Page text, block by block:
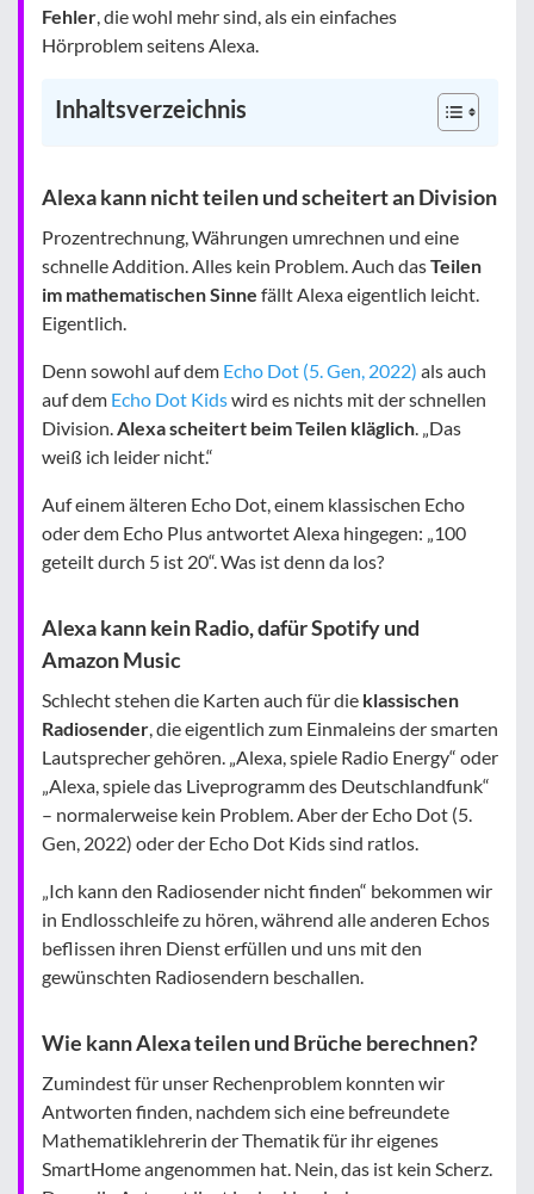
Fehler, die wohl mehr sind, als ein einfaches
Hörproblem seitens Alexa.
Inhaltsverzeichnis
Alexa kann nicht teilen und scheitert an Division
Prozentrechnung, Währungen umrechnen und eine
schnelle Addition. Alles kein Problem. Auch dasTeilen
im mathematischen Sinne fällt Alexa eigentlich leicht.
Eigentlich.
Denn sowohl auf dem Echo Dot (5. Gen, 2022) als auch
auf dem Echo Dot Kidswird es nichts mit der schnellen
Division.Alexa scheitert beim Teilen kläglich. „Das
weiß ich leider nicht.“
Auf einem älteren Echo Dot, einem klassischen Echo
oder dem Echo Plus antwortet Alexa hingegen: „100
geteilt durch 5 ist 20“. Was ist denn da los?
Alexa kann kein Radio, dafür Spotify und
Amazon Music
Schlecht stehen die Karten auch für die klassischen
Radiosender, die eigentlich zum Einmaleins der smarten
Lautsprecher gehören. „Alexa, spiele Radio Energy“ oder
„Alexa, spiele das Liveprogramm des Deutschlandfunk“
– normalerweise kein Problem. Aber der Echo Dot (5.
Gen, 2022) oder der Echo Dot Kids sind ratlos.
„Ich kann den Radiosender nicht finden“ bekommen wir
in Endlosschleife zu hören, während alle anderen Echos
beflissen ihren Dienst erfüllen und uns mit den
gewünschten Radiosendern beschallen.
Wie kann Alexa teilen und Brüche berechnen?
Zumindest für unser Rechenproblem konnten wir
Antworten finden, nachdem sich eine befreundete
Mathematiklehrerin der Thematik für ihr eigenes
SmartHome angenommen hat. Nein, das ist kein Scherz.